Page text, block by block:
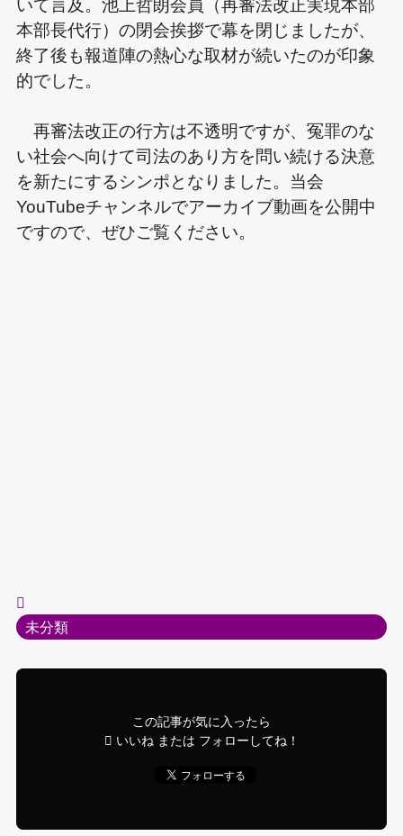
いて言及。池上哲朗会員（再審法改正実現本部
本部長代行）の閉会挨拶で幕を閉じましたが、
終了後も報道陣の熱心な取材が続いたのが印象
的でした。
再審法改正の行方は不透明ですが、冤罪のな
い社会へ向けて司法のあり方を問い続ける決意
を新たにするシンポとなりました。当会
YouTubeチャンネルでアーカイブ動画を公開中
ですので、ぜひご覧ください。
未分類
この記事が気に入ったら
いいね または フォローしてね！